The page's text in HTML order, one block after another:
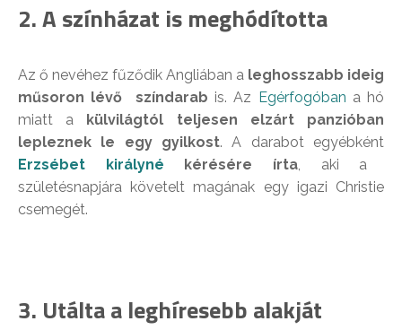
2. A színházat is meghódította
Az ő nevéhez fűződik Angliában a leghosszabb ideig
műsoron lévő színdarab is. Az Egérfogóban a hó
miatt a
külvilágtól teljesen elzárt panzióban
lepleznek le egy gyilkost. A darabot egyébként
Erzsébet királyné kérésére írta, aki a
születésnapjára követelt magának egy igazi Christie
csemegét.
3. Utálta a leghíresebb alakját